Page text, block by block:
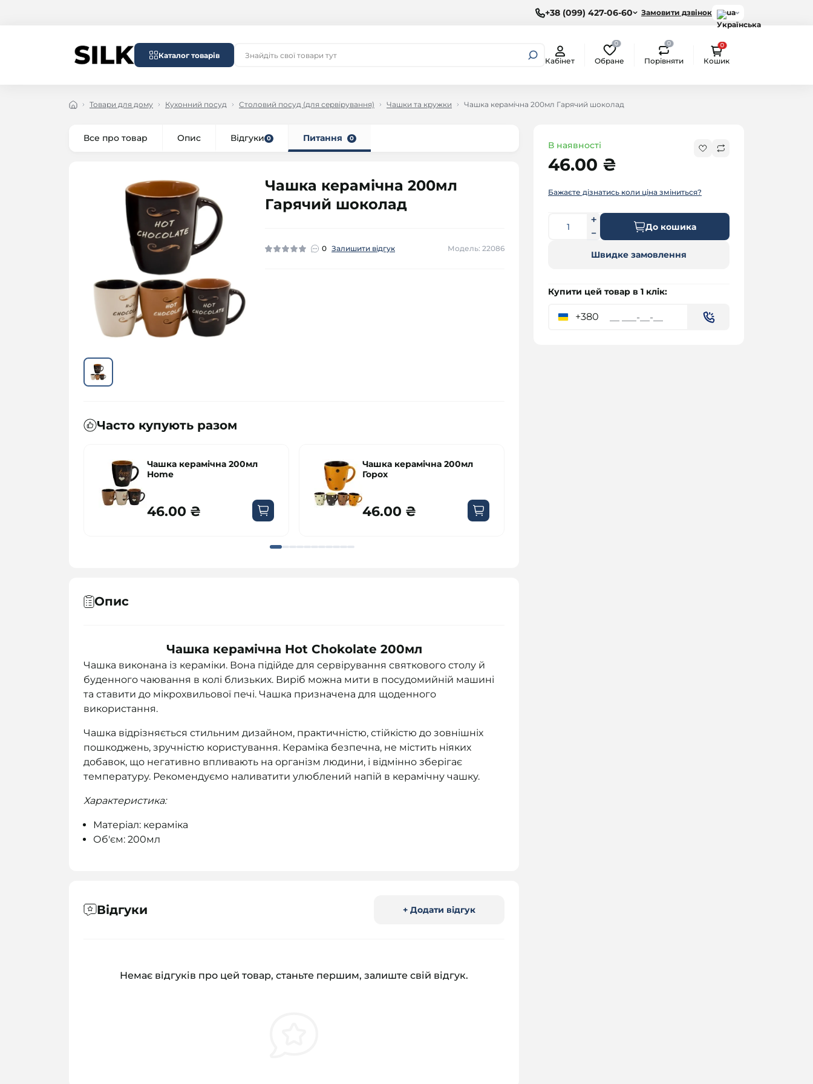
+38 (099) 427-06-60 Замовити дзвінок ua
Каталог товарів
Кабінет
0
Обране
0
Порівняти
0
Кошик
Товари для дому Кухонний посуд Столовий посуд (для сервірування) Чашки та кружки Чашка керамічна 200мл Гарячий шоколад
Все про товар Опис Відгуки 0 Питання 0
безкоштовна
Чашка керамічна 200мл
Гарячий шоколад
0 Залишити відгук Модель: 22086
В наявності
46.00 ₴
Бажаєте дізнатись коли ціна зміниться?
До кошика
Швидке замовлення
Купити цей товар в 1 клік:
+380
Часто купують разом
Чашка керамічна 200мл
Горох
46.00 ₴
Чашка порцелянова 310мл
Кава
69.00 ₴
Опис
Чашка керамічна Hot Chokolate 200мл
Чашка виконана із кераміки. Вона підійде для сервірування святкового столу й
буденного чаювання в колі близьких. Виріб можна мити в посудомийній машині
та ставити до мікрохвильової печі. Чашка призначена для щоденного
використання.
Чашка відрізняється стильним дизайном, практичністю, стійкістю до зовнішніх
пошкоджень, зручністю користування. Кераміка безпечна, не містить ніяких
добавок, що негативно впливають на організм людини, і відмінно зберігає
температуру. Рекомендуємо наливатити улюблений напій в керамічну чашку.
Характеристика:
Матеріал: кераміка
Об'єм: 200мл
Відгуки + Додати відгук
Немає відгуків про цей товар, станьте першим, залиште свій відгук.